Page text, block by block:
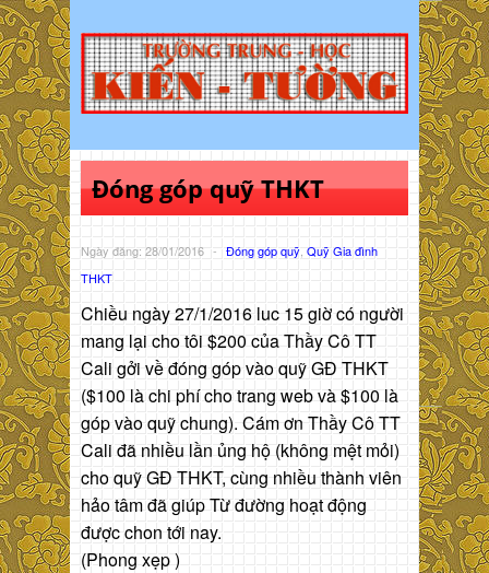
Đóng góp quỹ THKT
Ngày đăng: 28/01/2016 - Đóng góp quỹ Quỹ Gia đình
THKT
Chiều ngày 27/1/2016 luc 15 giờ có người
mang lại cho tôi $200 của Thầy Cô TT
Cali gởi về đóng góp vào quỹ GĐ THKT
($100 là chi phí cho trang web và $100 là
góp vào quỹ chung). Cám ơn Thầy Cô TT
Cali đã nhiều lần ủng hộ (không mệt mỏi)
cho quỹ GĐ THKT, cùng nhiều thành viên
hảo tâm đã giúp Từ đường hoạt động
được chon tới nay.
(Phong xẹp )